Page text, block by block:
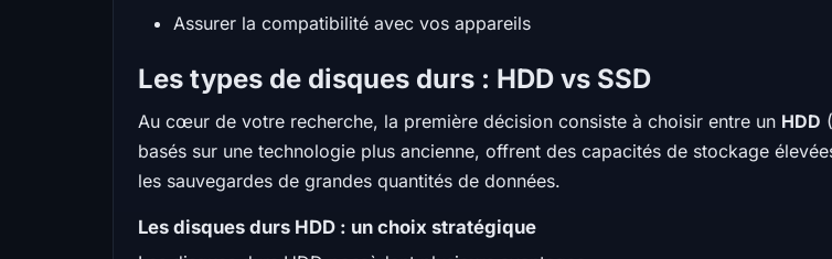
Assurer la compatibilité avec vos appareils
Les types de disques durs : HDD vs SSD
Au cœur de votre recherche, la première décision consiste à choisir entre un HDD
basés sur une technologie plus ancienne, offrent des capacités de stockage
les sauvegardes de grandes quantités de données.
Les disques durs HDD : un choix stratégique